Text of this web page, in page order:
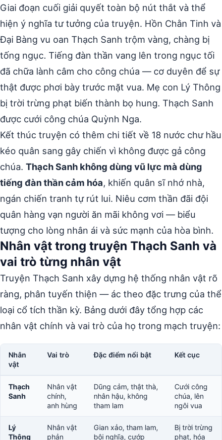
Giai đoạn cuối giải quyết toàn bộ nút thắt và thể
hiện ý nghĩa tư tưởng của truyện. Hồn Chằn Tinh và
Đại Bàng vu oan Thạch Sanh trộm vàng, chàng bị
tống ngục. Tiếng đàn thần vang lên trong ngục tối
đã chữa lành câm cho công chúa — cơ duyên để sự
thật được phơi bày trước mặt vua. Mẹ con Lý Thông
bị trời trừng phạt biến thành bọ hung. Thạch Sanh
được cưới công chúa Quỳnh Nga.
Kết thúc truyện có thêm chi tiết về 18 nước chư hầu
kéo quân sang gây chiến vì không được gả công
chúa. Thạch Sanh không dùng vũ lực mà dùng
tiếng đàn thần cảm hóa, khiến quân sĩ nhớ nhà,
ngán chiến tranh tự rút lui. Niêu cơm thần đãi đội
quân hàng vạn người ăn mãi không vơi — biểu
tượng cho lòng nhân ái và sức mạnh của hòa bình.
Nhân vật trong truyện Thạch Sanh và
vai trò từng nhân vật
Truyện Thạch Sanh xây dựng hệ thống nhân vật rõ
ràng, phân tuyến thiện — ác theo đặc trưng của thể
loại cổ tích thần kỳ. Bảng dưới đây tổng hợp các
nhân vật chính và vai trò của họ trong mạch truyện:
Nhân
vật
Vai trò Đặc điểm nổi bật Kết cục
Thạch
Sanh
Nhân vật
chính,
anh hùng
Dũng cảm, thật thà,
nhân hậu, không
tham lam
Cưới công
chúa, lên
ngôi vua
Lý
Thông
Nhân vật
phản
Gian xảo, tham lam,
bội nghĩa, cướp
Bị trời trừng
phạt, hóa